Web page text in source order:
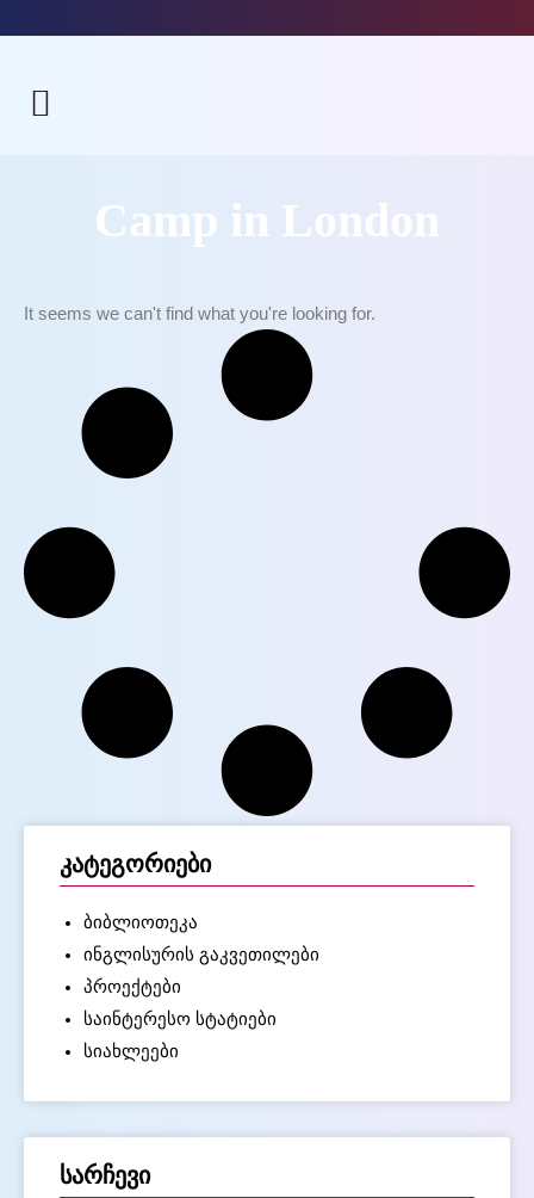
Camp in London
კატეგორიები
ბიბლიოთეკა
ინგლისურის გაკვეთილები
პროექტები
საინტერესო სტატიები
სიახლეები
სარჩევი
It seems we can't find what you're looking for.